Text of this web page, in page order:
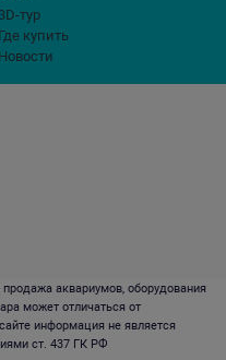
3D-тур
Где купить
Новости
аквариумов, оборудования
может отличаться от
информация не является
ст. 437 ГК РФ